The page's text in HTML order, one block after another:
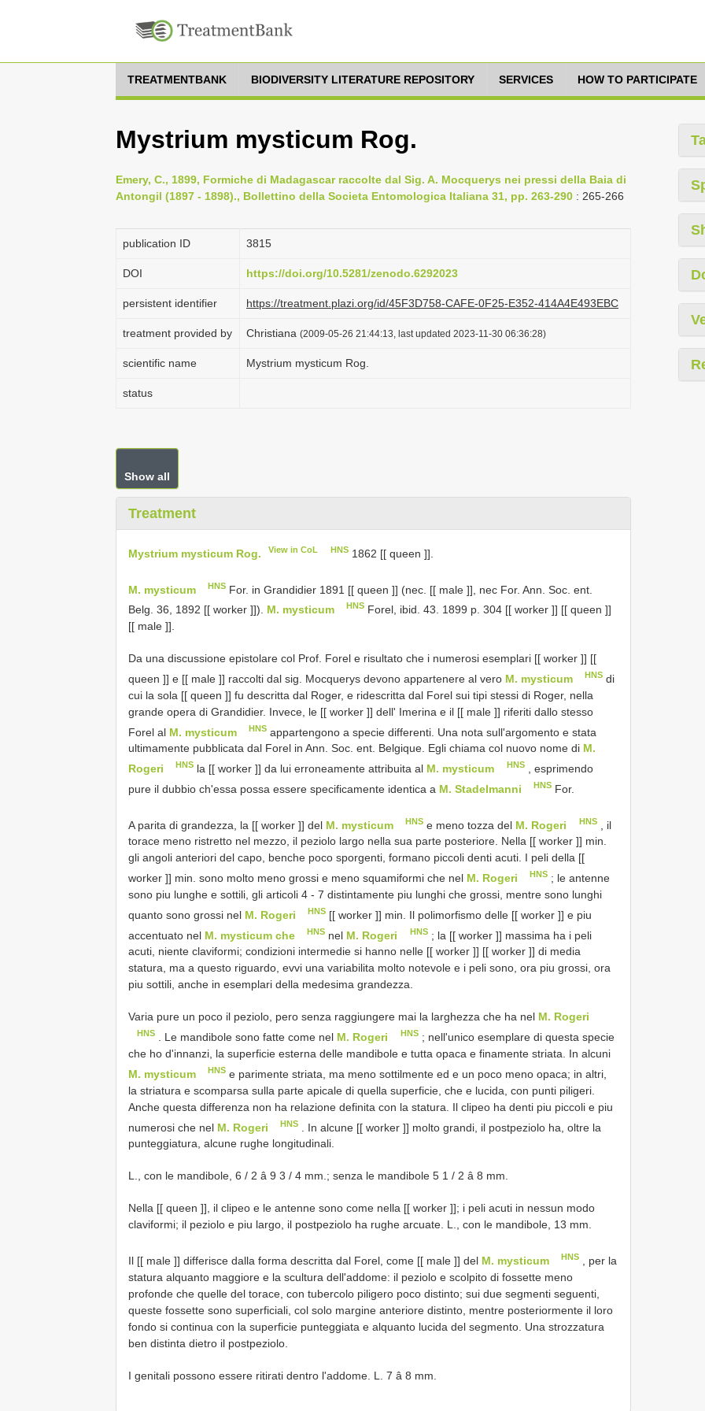
TREATMENTBANK BIODIVERSITY LITERATURE REPOSITORY SERVICES HOW TO PARTICIPATE
Mystrium mysticum Rog.
Emery, C., 1899, Formiche di Madagascar raccolte dal Sig. A. Mocquerys nei pressi della Baia di
Antongil (1897 - 1898)., Bollettino della Societa Entomologica Italiana 31, pp. 263-290 : 265-266
publication ID 3815
DOI https://doi.org/10.5281/zenodo.6292023
persistent identifier https://treatment.plazi.org/id/45F3D758-CAFE-0F25-E352-414A4E493EBC
treatment provided by Christiana (2009-05-26 21:44:13, last updated 2023-11-30 06:36:28)
scientific name Mystrium mysticum Rog.
status
Show all
Treatment
Mystrium mysticum Rog. View in CoL HNS1862 [[ queen ]].
M. mysticum HNS For. in Grandidier 1891 [[ queen ]] (nec. [[ male ]], nec For. Ann. Soc. ent.
Belg. 36, 1892 [[ worker ]]). M. mysticum HNS Forel, ibid. 43. 1899 p. 304 [[ worker ]] [[ queen ]]
[[ male ]].
Da una discussione epistolare col Prof. Forel e risultato che i numerosi esemplari [[ worker ]] [[
queen ]] e [[ male ]] raccolti dal sig. Mocquerys devono appartenere al vero M. mysticum HNS di
cui la sola [[ queen ]] fu descritta dal Roger, e ridescritta dal Forel sui tipi stessi di Roger, nella
grande opera di Grandidier. Invece, le [[ worker ]] dell' Imerina e il [[ male ]] riferiti dallo stesso
Forel al M. mysticum HNS appartengono a specie differenti. Una nota sull'argomento e stata
ultimamente pubblicata dal Forel in Ann. Soc. ent. Belgique. Egli chiama col nuovo nome di M.
Rogeri
HNS la [[ worker ]] da lui erroneamente attribuita al M. mysticum HNS, esprimendo
pure il dubbio ch'essa possa essere specificamente identica a M. Stadelmanni HNS For.
A parita di grandezza, la [[ worker ]] del M. mysticum HNS e meno tozza del M. Rogeri HNS, il
torace meno ristretto nel mezzo, il peziolo largo nella sua parte posteriore. Nella [[ worker ]] min.
gli angoli anteriori del capo, benche poco sporgenti, formano piccoli denti acuti. I peli della [[
worker ]] min. sono molto meno grossi e meno squamiformi che nel M. Rogeri HNS ; le antenne
sono piu lunghe e sottili, gli articoli 4 - 7 distintamente piu lunghi che grossi, mentre sono lunghi
quanto sono grossi nel M. Rogeri HNS [[ worker ]] min. Il polimorfismo delle [[ worker ]] e piu
accentuato nel M. mysticum che HNS nel M. Rogeri HNS; la [[ worker ]] massima ha i peli
acuti, niente claviformi; condizioni intermedie si hanno nelle [[ worker ]] [[ worker ]] di media
statura, ma a questo riguardo, evvi una variabilita molto notevole e i peli sono, ora piu grossi, ora
piu sottili, anche in esemplari della medesima grandezza.
Varia pure un poco il peziolo, pero senza raggiungere mai la larghezza che ha nel M. Rogeri
HNS . Le mandibole sono fatte come nel M. Rogeri HNS; nell'unico esemplare di questa specie
che ho d'innanzi, la superficie esterna delle mandibole e tutta opaca e finamente striata. In alcuni
M. mysticum
HNS e parimente striata, ma meno sottilmente ed e un poco meno opaca; in altri,
la striatura e scomparsa sulla parte apicale di quella superficie, che e lucida, con punti piligeri.
Anche questa differenza non ha relazione definita con la statura. Il clipeo ha denti piu piccoli e piu
numerosi che nel M. Rogeri HNS
. In alcune [[ worker ]] molto grandi, il postpeziolo ha, oltre la
punteggiatura, alcune rughe longitudinali.
L., con le mandibole, 6 / 2 â 9 3 / 4 mm.; senza le mandibole 5 1 / 2 â 8 mm.
Nella [[ queen ]], il clipeo e le antenne sono come nella [[ worker ]]; i peli acuti in nessun modo
claviformi; il peziolo e piu largo, il postpeziolo ha rughe arcuate. L., con le mandibole, 13 mm.
Il [[ male ]] differisce dalla forma descritta dal Forel, come [[ male ]] del M. mysticum HNS
, per la
statura alquanto maggiore e la scultura dell'addome: il peziolo e scolpito di fossette meno
profonde che quelle del torace, con tubercolo piligero poco distinto; sui due segmenti seguenti,
queste fossette sono superficiali, col solo margine anteriore distinto, mentre posteriormente il loro
fondo si continua con la superficie punteggiata e alquanto lucida del segmento. Una strozzatura
ben distinta dietro il postpeziolo.
I genitali possono essere ritirati dentro l'addome. L. 7 â 8 mm.